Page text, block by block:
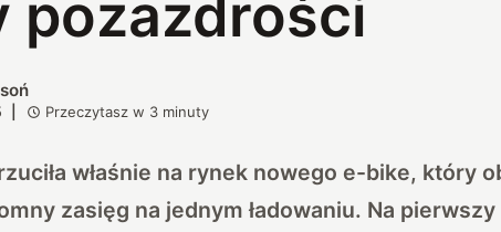
pozazdrości
Przeczytasz w 3 minuty
właśnie na rynek nowego e-bike, który
zasięg na jednym ładowaniu. Na